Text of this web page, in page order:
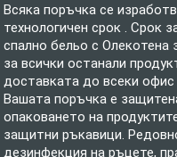
Всяка поръчка се
технологичен срок . Срок
спално бельо с Олекотена
за всички останали
доставката до всеки
Вашата поръчка е
опаковането на
защитни ръкавици.
дезинфекция на ръцете,